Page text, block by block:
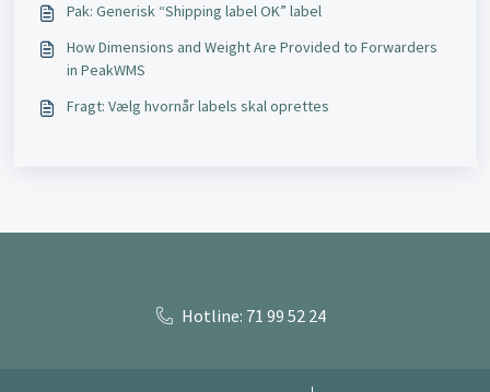
Pak: Generisk “Shipping label OK” label
How Dimensions and Weight Are Provided to Forwarders
in PeakWMS
Fragt: Vælg hvornår labels skal oprettes
Hotline: 71 99 52 24